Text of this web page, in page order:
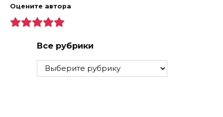
Оцените автора
Все рубрики
Все
рубрики